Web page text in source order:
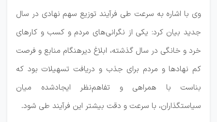
وی با اشاره به سرعت طی فرآیند توزیع سهم نهادی در سال
جدید بیان کرد: یکی از نگرانی‌های مردم و کسب و کارهای
خرد و خانگی در سال گذشته، ابلاغ دیرهنگام منابع و فرصت
کم نهادها و مردم برای جذب و دریافت تسهیلات بود که
بناست با همراهی و تفاهم‌نظر ایجادشده میان
سیاستگذاران، با سرعت و دقت بیشتر این فرآیند طی شود.